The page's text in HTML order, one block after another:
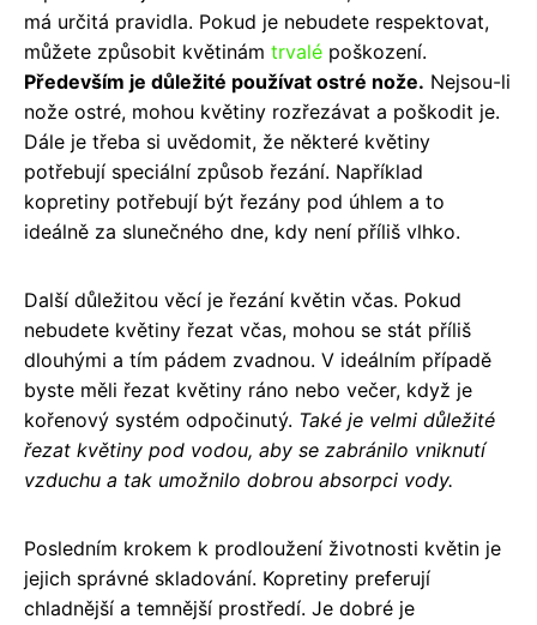
má určitá pravidla. Pokud je nebudete respektovat,
můžete způsobit květinám trvalé poškození.
Především je důležité používat ostré nože. Nejsou-li
nože ostré, mohou květiny rozřezávat a poškodit je.
Dále je třeba si uvědomit, že některé květiny
potřebují speciální způsob řezání. Například
kopretiny potřebují být řezány pod úhlem a to
ideálně za slunečného dne, kdy není příliš vlhko.
Další důležitou věcí je řezání květin včas. Pokud
nebudete květiny řezat včas, mohou se stát příliš
dlouhými a tím pádem zvadnou. V ideálním případě
byste měli řezat květiny ráno nebo večer, když je
kořenový systém odpočinutý. Také je velmi důležité
řezat květiny pod vodou, aby se zabránilo vniknutí
vzduchu a tak umožnilo dobrou absorpci vody.
Posledním krokem k prodloužení životnosti květin je
jejich správné skladování. Kopretiny preferují
chladnější a temnější prostředí. Je dobré je